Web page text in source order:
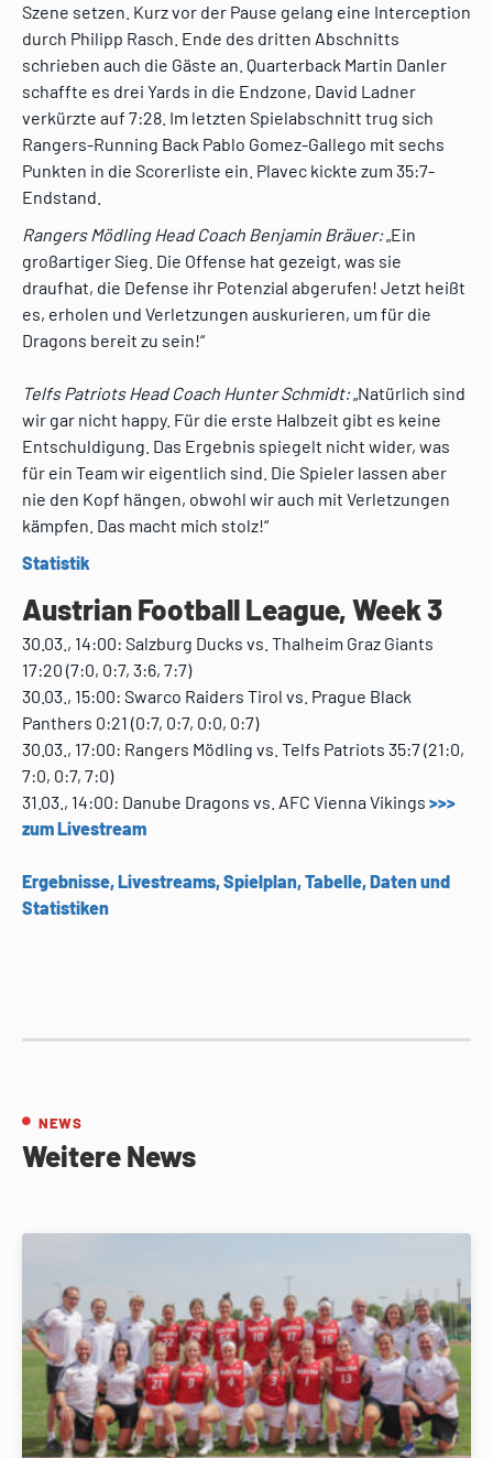
Szene setzen. Kurz vor der Pause gelang eine Interception
durch Philipp Rasch. Ende des dritten Abschnitts
schrieben auch die Gäste an. Quarterback Martin Danler
schaffte es drei Yards in die Endzone, David Ladner
verkürzte auf 7:28. Im letzten Spielabschnitt trug sich
Rangers-Running Back Pablo Gomez-Gallego mit sechs
Punkten in die Scorerliste ein. Plavec kickte zum 35:7-
Endstand.
Rangers Mödling Head Coach Benjamin Bräuer:„Ein
großartiger Sieg. Die Offense hat gezeigt, was sie
draufhat, die Defense ihr Potenzial abgerufen! Jetzt heißt
es, erholen und Verletzungen auskurieren, um für die
Dragons bereit zu sein!“
Telfs Patriots Head Coach Hunter Schmidt:„Natürlich sind
wir gar nicht happy. Für die erste Halbzeit gibt es keine
Entschuldigung. Das Ergebnis spiegelt nicht wider, was
für ein Team wir eigentlich sind. Die Spieler lassen aber
nie den Kopf hängen, obwohl wir auch mit Verletzungen
kämpfen. Das macht mich stolz!“
Statistik
Austrian Football League, Week 3
30.03., 14:00: Salzburg Ducks vs. Thalheim Graz Giants
17:20 (7:0, 0:7, 3:6, 7:7)
30.03., 15:00: Swarco Raiders Tirol vs. Prague Black
Panthers 0:21 (0:7, 0:7, 0:0, 0:7)
30.03., 17:00: Rangers Mödling vs. Telfs Patriots 35:7 (21:0,
7:0, 0:7, 7:0)
31.03., 14:00: Danube Dragons vs. AFC Vienna Vikings >>>
zum Livestream
Ergebnisse, Livestreams, Spielplan, Tabelle, Daten und
Statistiken
NEWS
Weitere News